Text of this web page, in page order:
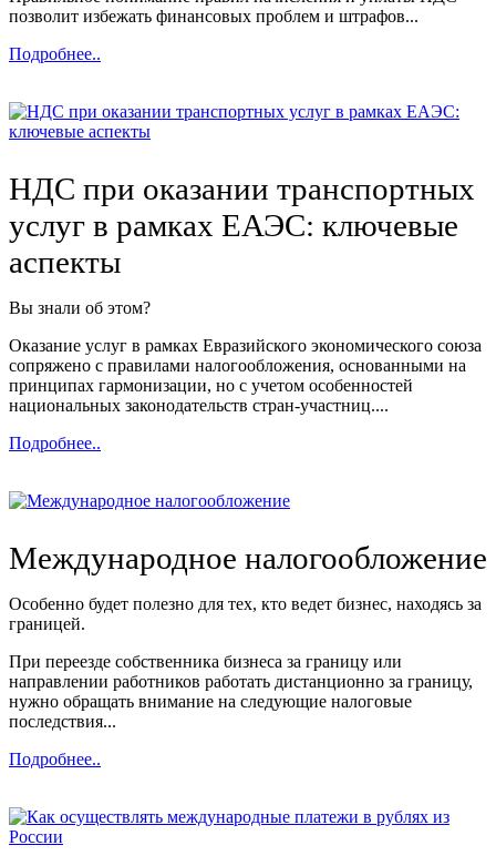
позволит избежать финансовых проблем и штрафов...
Подробнее..
НДС при оказании транспортных
услуг в рамках ЕАЭС: ключевые
аспекты
Вы знали об этом?
Оказание услуг в рамках Евразийского экономического союза
сопряжено с правилами налогообложения, основанными на
принципах гармонизации, но с учетом особенностей
национальных законодательств стран-участниц....
Подробнее..
Международное налогообложение
Особенно будет полезно для тех, кто ведет бизнес, находясь за
границей.
При переезде собственника бизнеса за границу или
направлении работников работать дистанционно за границу,
нужно обращать внимание на следующие налоговые
последствия...
Подробнее..